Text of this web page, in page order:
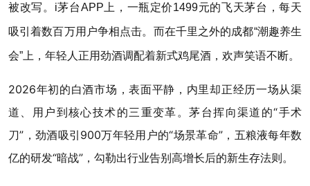
被改写。i茅台APP上，一瓶定价1499元的飞天茅台，每天
吸引着数百万用户争相点击。而在千里之外的成都“潮趣养生
会”上，年轻人正用劲酒调配着新式鸡尾酒，欢声笑语不断。
2026年初的白酒市场，表面平静，内里却正经历一场从渠
道、用户到核心技术的三重变革。茅台挥向渠道的“手术
刀”，劲酒吸引900万年轻用户的“场景革命”，五粮液每年数
亿的研发“暗战”，勾勒出行业告别高增长后的新生存法则。